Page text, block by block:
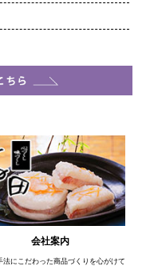
会社案内
法にこだわった商品づくりを心がけて